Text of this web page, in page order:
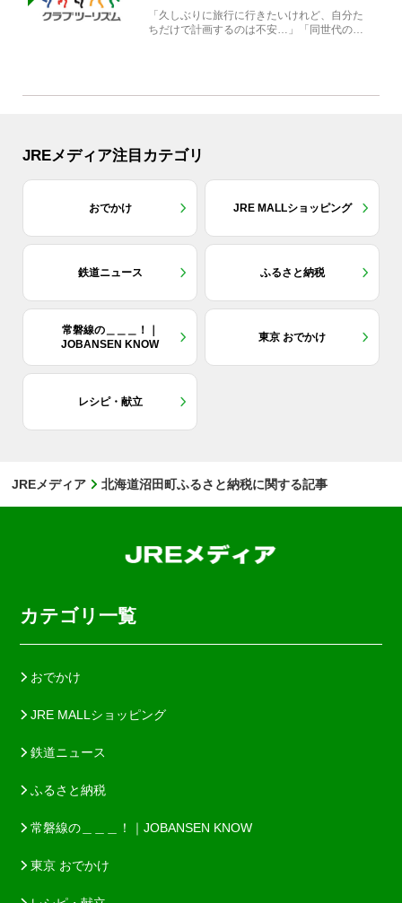
「久しぶりに旅行に行きたいけれど、自分た
ちだけで計画するのは不安…」「同世代の方
JREメディア注目カテゴリ
おでかけ JRE MALLショッピング
鉄道ニュース ふるさと納税
常磐線の＿＿＿！｜
JOBANSEN KNOW
東京 おでかけ
レシピ・献立
JREメディア 北海道沼田町ふるさと納税に関する記事
カテゴリ一覧
おでかけ
JRE MALLショッピング
鉄道ニュース
ふるさと納税
常磐線の＿＿＿！｜JOBANSEN KNOW
東京 おでかけ